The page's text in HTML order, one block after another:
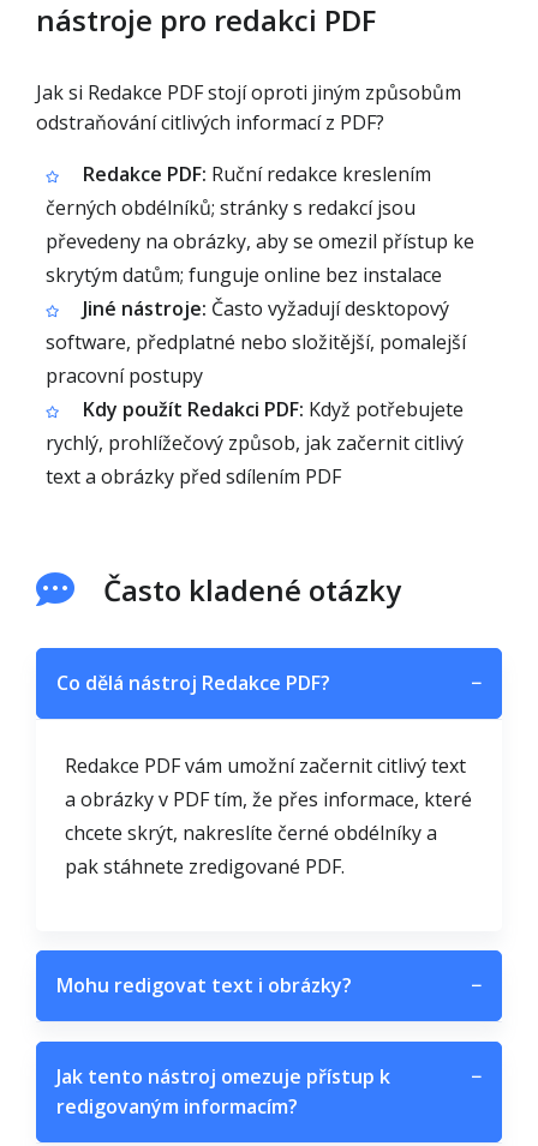
nástroje pro redakci PDF
Jak si Redakce PDF stojí oproti jiným způsobům
odstraňování citlivých informací z PDF?
Redakce PDF: Ruční redakce kreslením
černých obdélníků; stránky s redakcí jsou
převedeny na obrázky, aby se omezil přístup ke
skrytým datům; funguje online bez instalace
Jiné nástroje: Často vyžadují desktopový
software, předplatné nebo složitější, pomalejší
pracovní postupy
Kdy použít Redakci PDF: Když potřebujete
rychlý, prohlížečový způsob, jak začernit citlivý
text a obrázky před sdílením PDF
Často kladené otázky
Co dělá nástroj Redakce PDF? −
Redakce PDF vám umožní začernit citlivý text
a obrázky v PDF tím, že přes informace, které
chcete skrýt, nakreslíte černé obdélníky a
pak stáhnete zredigované PDF.
Mohu redigovat text i obrázky? −
Jak tento nástroj omezuje přístup k
redigovaným informacím?
−